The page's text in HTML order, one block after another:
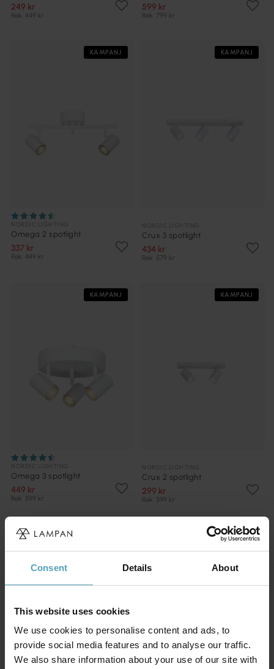
Consent Details About
This website uses cookies
We use cookies to personalise content and ads, to
provide social media features and to analyse our traffic.
We also share information about your use of our site with
249 kr
Rek. 449 kr
599 kr
Rek. 799 kr
KAMPANJ
Omega 2 spotlight
337 kr
Rek. 449 kr
KAMPANJ
Crux 3 spotlight
434 kr
Rek. 579 kr
KAMPANJ
Omega 3 spotlight
449 kr
Rek. 599 kr
KAMPANJ
Crux 2 spotlight
299 kr
Rek. 399 kr
KAMPANJ